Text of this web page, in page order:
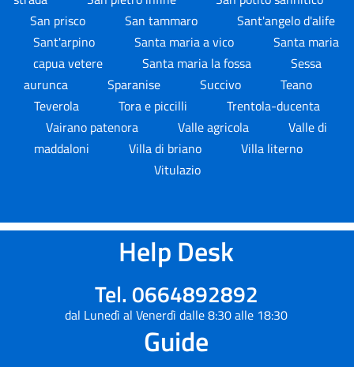
San prisco
San tammaro
Sant'angelo d'alife
Sant'arpino
Santa maria a vico
Santa maria
capua vetere
Santa maria la fossa
Sessa
aurunca
Sparanise Succivo
Teano
Teverola
Tora e piccilli
Trentola-ducenta
Vairano patenora
Valle agricola
Valle di
maddaloni
Villa di briano
Villa literno
Vitulazio
Help Desk
Tel. 0664892892
dal Lunedì al Venerdì dalle 8:30 alle 18:30
Guide